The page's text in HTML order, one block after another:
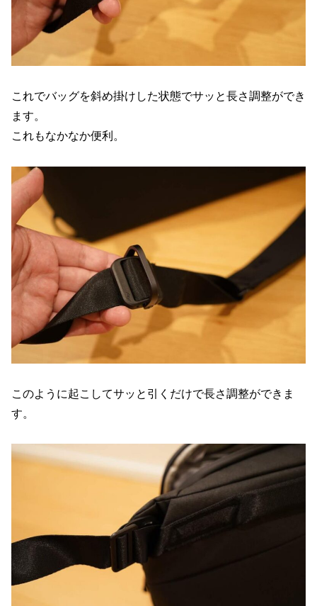
これでバッグを斜め掛けした状態でサッと長さ調整ができ
ます。
これもなかなか便利。
このように起こしてサッと引くだけで長さ調整ができま
す。